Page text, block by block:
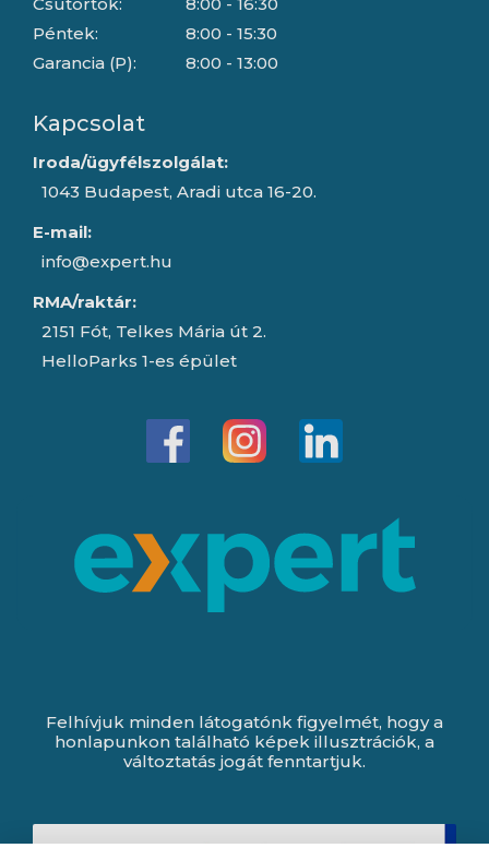
Péntek:
Garancia (P):
8:00 - 15:30
8:00 - 13:00
Kapcsolat
Iroda/ügyfélszolgálat:
1043 Budapest, Aradi utca 16-20.
E-mail:
info@expert.hu
RMA/raktár:
2151 Fót, Telkes Mária út 2.
HelloParks 1-es épület
Felhívjuk minden látogatónk figyelmét, hogy a
honlapunkon található képek illusztrációk, a
változtatás jogát fenntartjuk.